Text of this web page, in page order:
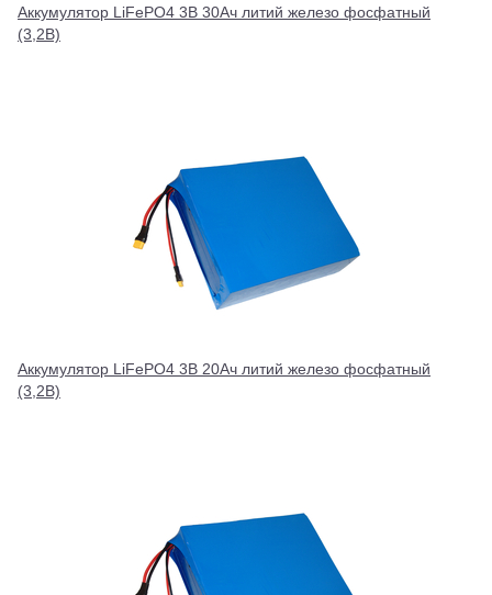
Аккумулятор LiFePO4 3В 30Ач литий железо фосфатный
(3,2В)
Аккумулятор LiFePO4 3В 20Ач литий железо фосфатный
(3,2В)